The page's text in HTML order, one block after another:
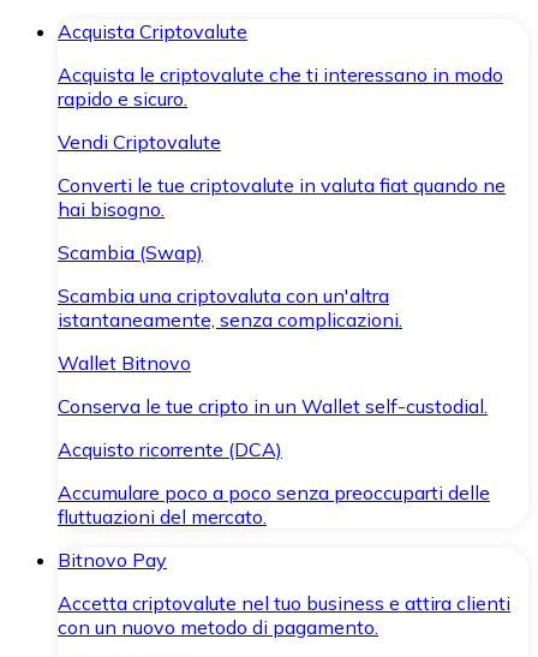
Acquista Criptovalute
Acquista le criptovalute che ti interessano in modo
rapido e sicuro.
Vendi Criptovalute
Converti le tue criptovalute in valuta fiat quando ne
hai bisogno.
Scambia (Swap)
Scambia una criptovaluta con un'altra
istantaneamente, senza complicazioni.
Wallet Bitnovo
Conserva le tue cripto in un Wallet self-custodial.
Acquisto ricorrente (DCA)
Accumulare poco a poco senza preoccuparti delle
fluttuazioni del mercato.
Bitnovo Pay
Accetta criptovalute nel tuo business e attira clienti
con un nuovo metodo di pagamento.